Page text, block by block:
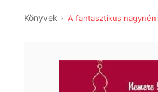
Könyvek A fantasztikus nagynéni